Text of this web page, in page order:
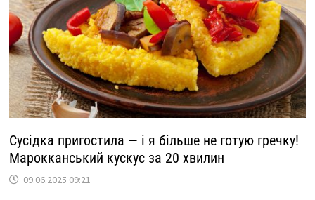
Сусідка пригостила — і я більше не готую гречку!
Марокканський кускус за 20 хвилин
09.06.2025 09:21